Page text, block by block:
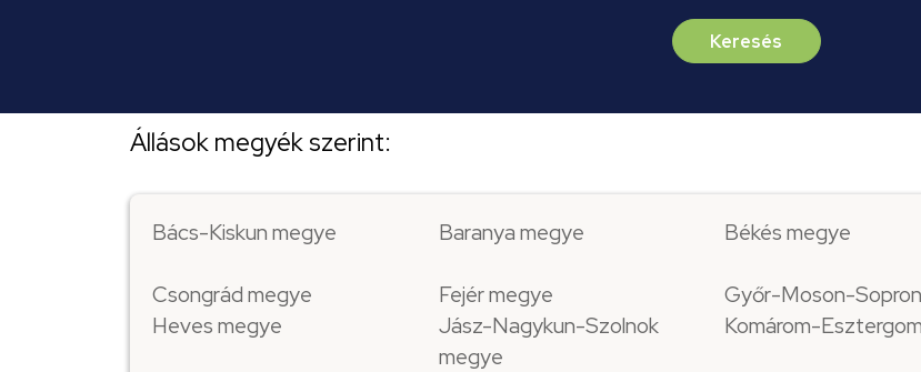
Keresés
Állások megyék szerint:
Bács-Kiskun megye Baranya megye Békés megye
Csongrád megye
Fejér megye Győr-Moson-
Heves megye
Jász-Nagykun-Szolnok
megye
Komárom-